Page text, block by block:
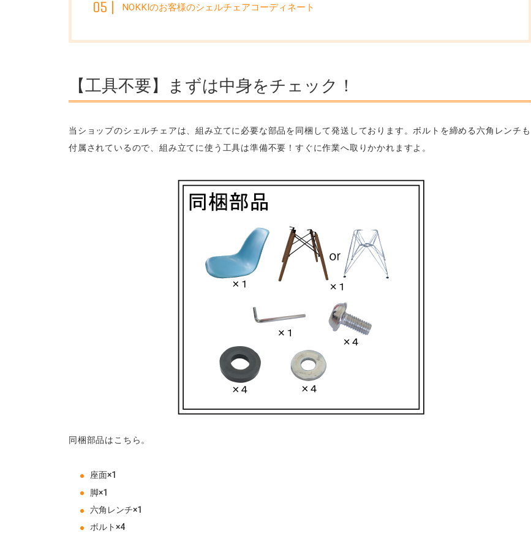
NOKKIのお客様のシェルチェアコーディネート
【工具不要】まずは中身をチェック！
当ショップのシェルチェアは、組み立てに必要な部品を同梱して発送しております。ボルトを締める六角レンチも
付属されているので、組み立てに使う工具は準備不要！すぐに作業へ取りかかれますよ。
同梱部品はこちら。
座面×1
脚×1
六角レンチ×1
ボルト×4